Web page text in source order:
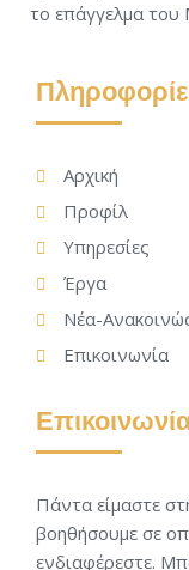
το επάγγελμα του
Αρχική
Προφίλ
Υπηρεσίες
Έργα
Νέα-
Επικοινωνία
Πάντα είμαστε
βοηθήσουμε σε
ενδιαφέρεστε.